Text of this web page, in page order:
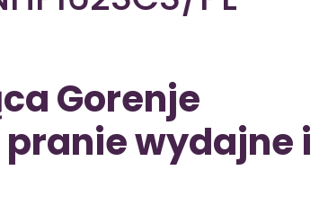
Gorenje
pranie wydajne i